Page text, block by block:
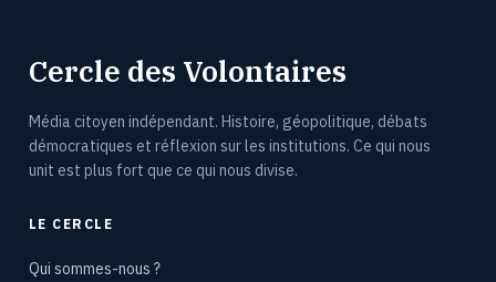
Cercle des Volontaires
Média citoyen indépendant. Histoire, géopolitique, débats
démocratiques et réflexion sur les institutions. Ce qui nous
unit est plus fort que ce qui nous divise.
LE CERCLE
Qui sommes-nous ?